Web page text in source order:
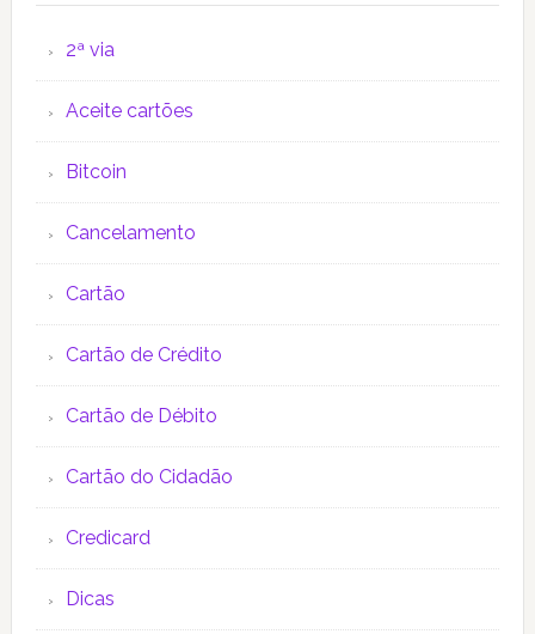
2ª via
Aceite cartões
Bitcoin
Cancelamento
Cartão
Cartão de Crédito
Cartão de Débito
Cartão do Cidadão
Credicard
Dicas